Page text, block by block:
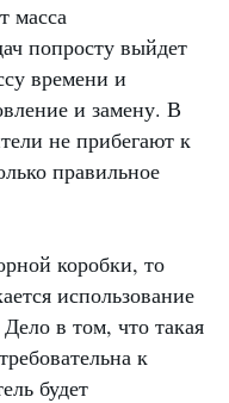
масса
попросту выйдет
времени и
и замену. В
не прибегают к
правильное
коробки, то
использование
в том, что такая
к
будет